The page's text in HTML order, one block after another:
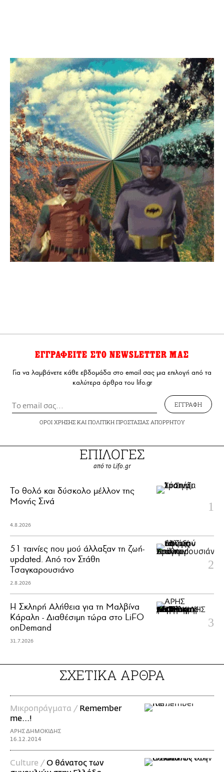
ΕΓΓΡΑΦΕΙΤΕ ΣΤΟ NEWSLETTER ΜΑΣ
Για να λαμβάνετε κάθε εβδομάδα στο email σας μια επιλογή από τα
καλύτερα άρθρα του lifo.gr
ΕΓΓΡΑΦΗ
ΟΡΟΙ ΧΡΗΣΗΣΚΑΙ ΠΟΛΙΤΙΚΗ ΠΡΟΣΤΑΣΙΑΣ ΑΠΟΡΡΗΤΟΥ
ΕΠΙΛΟΓΕΣ
από το Lifo.gr
Το θολό και δύσκολο μέλλον της
Μονής Σινά
4.8.2026
51 ταινίες που μού άλλαξαν τη ζωή-
updated. Aπό τον Στάθη
Τσαγκαρουσιάνο
2.8.2026
Η Σκληρή Αλήθεια για τη Μαλβίνα
Κάραλη - Διαθέσιμη τώρα στo LiFO
onDemand
31.7.2026
ΣΧΕΤΙΚΑ ΑΡΘΡΑ
Mικροπράγματα / Remember
me...!
ΑΡΗΣ ΔΗΜΟΚΙΔΗΣ
16.12.2014
Culture /Ο θάνατος των